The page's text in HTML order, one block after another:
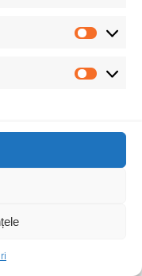
primării din
urmatorul anunț